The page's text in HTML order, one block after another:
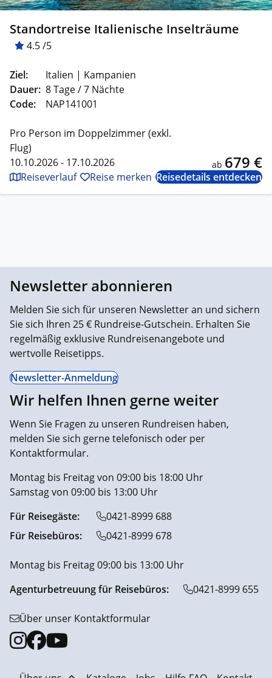
Standortreise Italienische Inselträume
4.5 /5
Ziel:
Italien | Kampanien
Dauer: 8 Tage / 7 Nächte
Code:
NAP141001
Pro Person im Doppelzimmer (exkl.
Flug)
10.10.2026 - 17.10.2026
ab 679 €
Reiseverlauf Reise merken Reisedetails entdecken
Newsletter abonnieren
Melden Sie sich für unseren Newsletter an und sichern
Sie sich Ihren 25 € Rundreise-Gutschein. Erhalten Sie
regelmäßig exklusive Rundreisenangebote und
wertvolle Reisetipps.
Newsletter-Anmeldung
Wir helfen Ihnen gerne weiter
Wenn Sie Fragen zu unseren Rundreisen haben,
melden Sie sich gerne telefonisch oder per
Kontaktformular.
Montag bis Freitag von 09:00 bis 18:00 Uhr
Samstag von 09:00 bis 13:00 Uhr
Für Reisegäste:
0421-8999 688
Für Reisebüros:
0421-8999 678
Montag bis Freitag 09:00 bis 13:00 Uhr
Agenturbetreuung für Reisebüros:
0421-8999 655
Über unser Kontaktformular